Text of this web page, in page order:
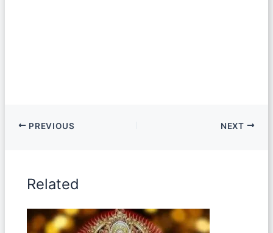
PREVIOUS NEXT
Related